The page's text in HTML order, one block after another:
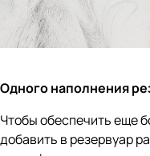
Одного наполнения
Чтобы обеспечить еще
добавить в резервуар